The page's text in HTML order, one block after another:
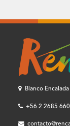
Blanco Encalada
+56 2 2685